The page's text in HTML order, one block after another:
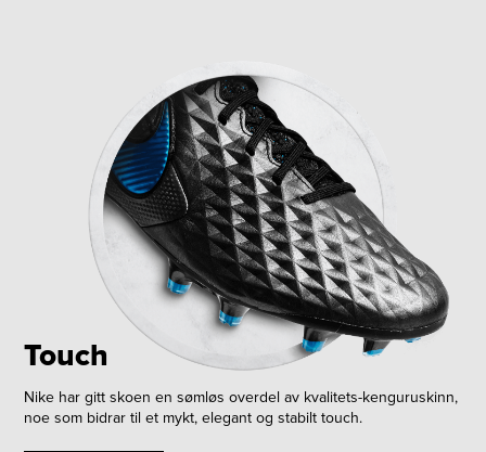
Touch
Nike har gitt skoen en sømløs overdel av kvalitets-kenguruskinn,
noe som bidrar til et mykt, elegant og stabilt touch.